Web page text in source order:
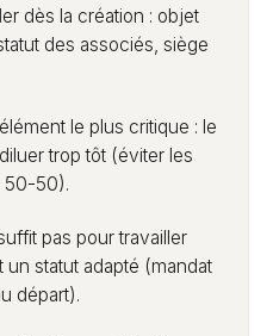
dès la création : objet
des associés, siège
le plus critique : le
trop tôt (éviter les
50-50).
pas pour travailler
un statut adapté (mandat
départ).